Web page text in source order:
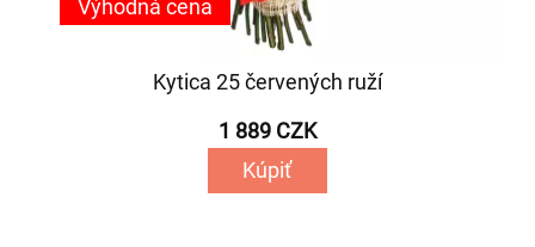
Kytica 25 červených ruží
1 889 CZK
Kúpiť
Výhodná cena